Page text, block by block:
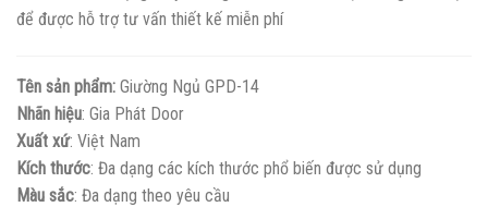
để được hỗ trợ tư vấn thiết kế miễn phí
Tên sản phẩm: Giường Ngủ GPD-14
Nhãn hiệu: Gia Phát Door
Xuất xứ: Việt Nam
Kích thước: Đa dạng các kích thước phổ biến được sử dụng
Màu sắc: Đa dạng theo yêu cầu